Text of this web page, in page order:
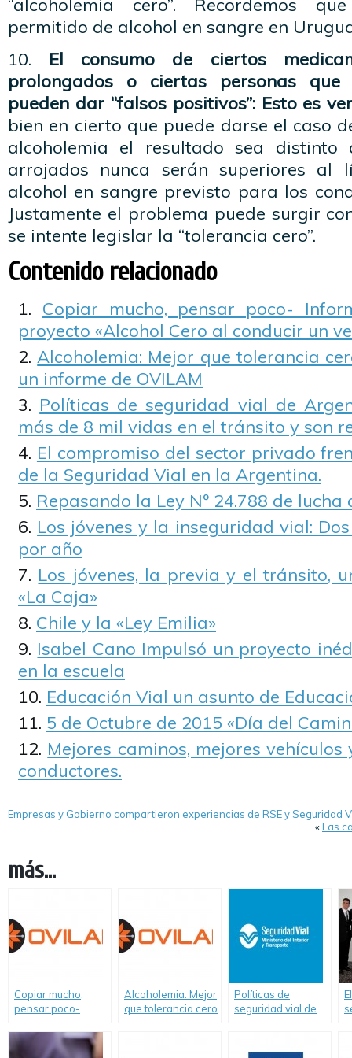
“alcoholemia cero”. Recordemos
permitido de alcohol en sangre en
10. El consumo de ciertos
prolongados o ciertas personas
pueden dar “falsos positivos”: Esto es
bien en cierto que puede darse el caso
alcoholemia el resultado sea distinto
arrojados nunca serán superiores al
alcohol en sangre previsto para los
Justamente el problema puede surgir
se intente legislar la “tolerancia cero”.
Contenido relacionado
Copiar mucho, pensar poco-
proyecto «Alcohol Cero al conducir un
Alcoholemia: Mejor que tolerancia
un informe de OVILAM
Políticas de seguridad vial de
más de 8 mil vidas en el tránsito y son
El compromiso del sector privado
de la Seguridad Vial en la Argentina.
Repasando la Ley Nº 24.788 de
Los jóvenes y la inseguridad vial:
por año
Los jóvenes, la previa y el tránsito,
«La Caja»
Chile y la «Ley Emilia»
Isabel Cano Impulsó un proyecto
en la escuela
Educación Vial un asunto de
5 de Octubre de 2015 «Día del
Mejores caminos, mejores
conductores.
Empresas y Gobierno compartieron experiencias de RSE y Seguridad
«Las
más...
Copiar mucho,
pensar poco-
sobre proyecto
«Alcohol Cero al
Alcoholemia: Mejor
que tolerancia cero
Políticas de
seguridad vial de
vidas en el tránsito